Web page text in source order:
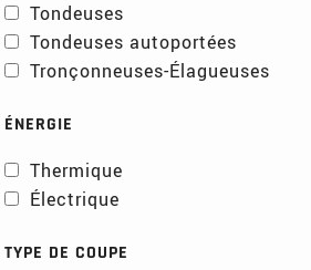
Tondeuses
Tondeuses autoportées
Tronçonneuses-Élagueuses
ÉNERGIE
Thermique
Électrique
TYPE DE COUPE